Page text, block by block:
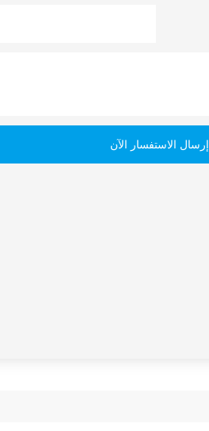
إرسال الاستفسار الآن